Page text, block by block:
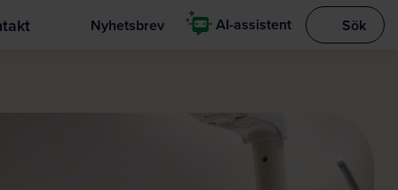
Nyhetsbrev AI-assistent Visa
Sök